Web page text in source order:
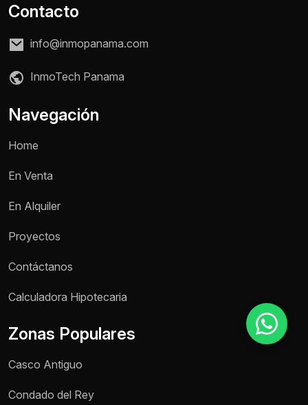
Nombre *
Contacto
info@inmopanama.com
InmoTech Panama
Navegación
Home
En Venta
En Alquiler
Proyectos
Contáctanos
Calculadora Hipotecaria
Zonas Populares
Casco Antiguo
Condado del Rey